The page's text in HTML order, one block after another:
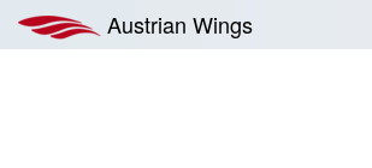
Inhalt
springen
Austrian Wings